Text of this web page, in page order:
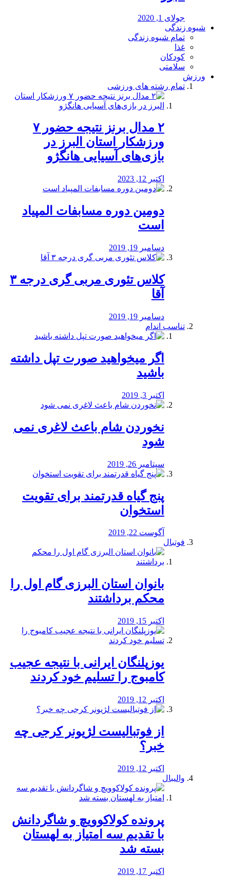
جولای 1, 2020
شیوه زندگی
تمام شیوه زندگی
غذا
کودکان
سلامتی
ورزش
تمام رشته های ورزشی
۲ مدال برنز نتیجه حضور ۷
ورزشکار استان البرز در
بازی‌های آسیایی هانگژو
اکتبر 12, 2023
دومین دوره مسابفات المپیاد
است
دسامبر 19, 2019
کلاس تئوری مربی گری درجه ۳
آقا
دسامبر 19, 2019
تناسب اندام
اگر میخواهید صورت تپل داشته
باشید
اکتبر 3, 2019
نخوردن شام باعث لاغری نمی
‌شود
سپتامبر 26, 2019
پنج گیاه قدرتمند برای تقویت
استخوان
آگوست 22, 2019
فوتبال
بانوان استان البرزی گام اول را
محكم برداشتند
اکتبر 15, 2019
یوزپلنگان ایرانی با نتیجه عجیب
کامبوج را تسلیم خود کردند
اکتبر 12, 2019
از فوتبالیست لژیونر کرجی چه
خبر؟
اکتبر 12, 2019
والیبال
پرونده کولاکوویچ و شاگردانش
با تقدیم سه امتیاز به لهستان
بسته شد
اکتبر 17, 2019